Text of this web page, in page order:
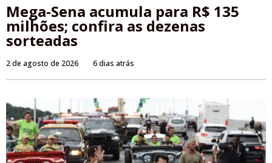
Mega-Sena acumula para R$ 135
milhões; confira as dezenas
sorteadas
2 de agosto de 2026 6 dias atrás